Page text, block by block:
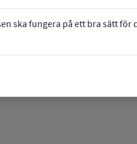
ska fungera på ett bra sätt för